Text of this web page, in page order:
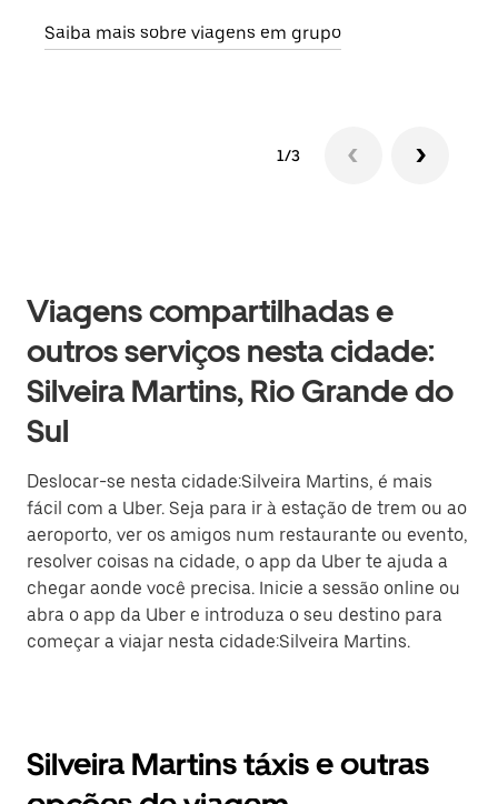
Saiba mais sobre viagens em grupo
1/3
Viagens compartilhadas e
outros serviços nesta cidade:
Silveira Martins, Rio Grande do
Sul
Deslocar-se nesta cidade:Silveira Martins, é mais
fácil com a Uber. Seja para ir à estação de trem ou ao
aeroporto, ver os amigos num restaurante ou evento,
resolver coisas na cidade, o app da Uber te ajuda a
chegar aonde você precisa. Inicie a sessão online ou
abra o app da Uber e introduza o seu destino para
começar a viajar nesta cidade:Silveira Martins.
Silveira Martins táxis e outras